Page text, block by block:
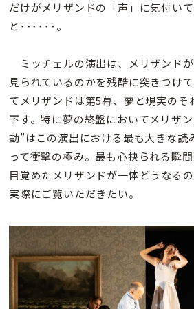
だけがメリザンドの「声」に気付い
と･･････。
ミッチェルの演出は、メリザンド
見られているのかを残酷に突きつけ
てメリザンドは第5幕、夢と現実のそ
下す。特に夢の終盤においてメリザ
動”はこの演出における最も大きな読
って衝撃の極み。最も心抉られる瞬
目覚めたメリザンドが一体どうなる
実際にご覧いただきたい。